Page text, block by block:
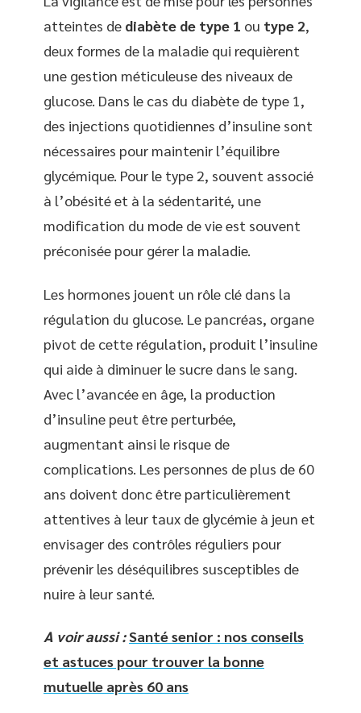
atteintes de diabète de type 1 ou type 2,
deux formes de la maladie qui requièrent
une gestion méticuleuse des niveaux de
glucose. Dans le cas du diabète de type 1,
des injections quotidiennes d’insuline sont
nécessaires pour maintenir l’équilibre
glycémique. Pour le type 2, souvent associé
à l’obésité et à la sédentarité, une
modification du mode de vie est souvent
préconisée pour gérer la maladie.
Les hormones jouent un rôle clé dans la
régulation du glucose. Le pancréas, organe
pivot de cette régulation, produit l’insuline
qui aide à diminuer le sucre dans le sang.
Avec l’avancée en âge, la production
d’insuline peut être perturbée,
augmentant ainsi le risque de
complications. Les personnes de plus de 60
ans doivent donc être particulièrement
attentives à leur taux de glycémie à jeun et
envisager des contrôles réguliers pour
prévenir les déséquilibres susceptibles de
nuire à leur santé.
A voir aussi :Santé senior : nos conseils
et astuces pour trouver la bonne
mutuelle après 60 ans